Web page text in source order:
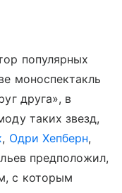
популярных
моноспектакль
друга», в
таких звезд,
, Одри Хепберн,
предположил,
с которым